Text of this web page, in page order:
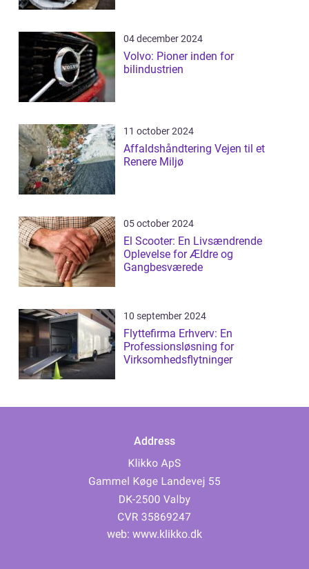
04 december 2024
Volvo: Pioner inden for
bilindustrien
11 october 2024
Affaldshåndtering Vejen til et
Renere Miljø
05 october 2024
El Scooter: En Livsændrende
Oplevelse for Ældre og
Gangbesværede
10 september 2024
Flyttefirma Erhverv: En
Professionsløsning for
Virksomhedsflytninger
Address
web: www.klikko.dk